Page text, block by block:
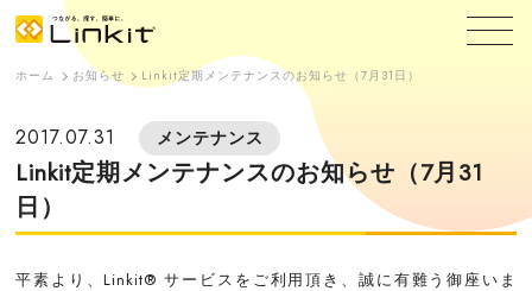
ホーム お知らせ Linkit定期メンテナンスのお知らせ（7月31日）
2017.07.31 メンテナンス
Linkit定期メンテナンスのお知らせ（7月31
日）
平素より、Linkit® サービスをご利用頂き、誠に有難う御座いま